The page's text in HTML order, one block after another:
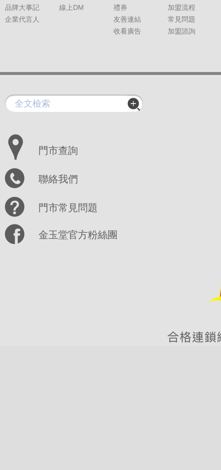
品牌大事記
企業代言人
線上DM
禮券
友善連結
收看廣告
加盟流程
常見問題
加盟諮詢
門市查詢
聯絡我們
門市常見問題
金玉堂官方粉絲團